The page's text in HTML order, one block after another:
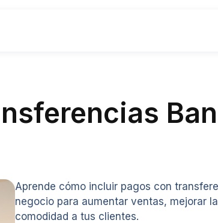
Aprende cómo incluir pagos con
negocio para aumentar ventas, mejorar
comodidad a tus clientes.